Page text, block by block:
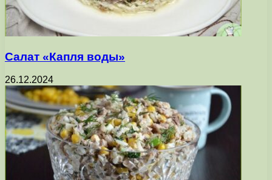
Салат «Капля воды»
26.12.2024